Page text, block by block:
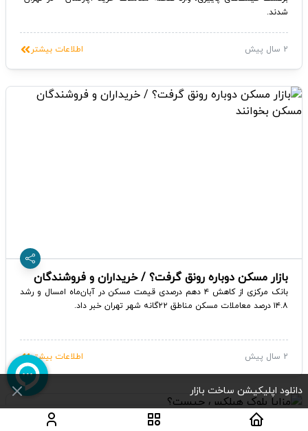
شدند.
2 سال پیش اطلاعات بیشتر
بازار مسکن دوباره رونق گرفت؟ / خریداران و فروشندگان
مسکن بخوانند
بانک مرکزی از کاهش ۴ دهم درصدی قیمت مسکن در آبان‌ماه امسال و رشد
۱۴.۸ درصد معاملات مسکن مناطق ۲۲گانه شهر تهران خبر داد.
2 سال پیش اطلاعات بیشتر
دانلود اپلیکیشن ساخت بازار